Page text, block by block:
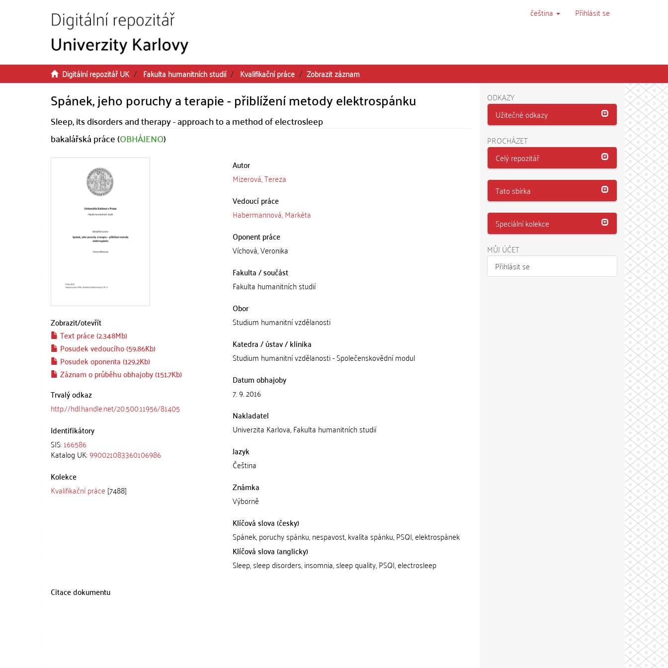
čeština Přihlásit se
Digitální repozitář UK Fakulta humanitních studií Kvalifikační práce Zobrazit záznam
Spánek, jeho poruchy a terapie - přiblížení metody elektrospánku
Sleep, its disorders and therapy - approach to a method of electrosleep
bakalářská práce (OBHÁJENO)
Zobrazit/otevřít
Text práce (2.348Mb)
Posudek vedoucího (59.86Kb)
Posudek oponenta (129.2Kb)
Záznam o průběhu obhajoby (151.7Kb)
Trvalý odkaz
http://hdl.handle.net/20.500.11956/81405
Identifikátory
SIS:166586
Katalog UK:990021083360106986
Kolekce
Kvalifikační práce [7488]
Autor
Mizerová, Tereza
Vedoucí práce
Habermannová, Markéta
Oponent práce
Víchová, Veronika
Fakulta / součást
Fakulta humanitních studií
Obor
Studium humanitní vzdělanosti
Katedra / ústav / klinika
Studium humanitní vzdělanosti - Společenskovědní modul
Datum obhajoby
7. 9. 2016
Nakladatel
Univerzita Karlova, Fakulta humanitních studií
Jazyk
Čeština
Známka
Výborně
Klíčová slova (česky)
Spánek, poruchy spánku, nespavost, kvalita spánku, PSQI, elektrospánek
Klíčová slova (anglicky)
Sleep, sleep disorders, insomnia, sleep quality, PSQI, electrosleep
Citace dokumentu
ODKAZY
Užitečné odkazy
PROCHÁZET
Celý repozitář
Tato sbírka
Speciální kolekce
MŮJ ÚČET
Přihlásit se